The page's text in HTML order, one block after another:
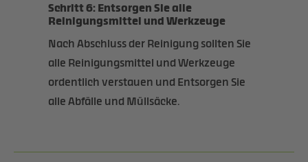
Schritt 6: Entsorgen Sie alle
Reinigungsmittel und Werkzeuge
Nach Abschluss der Reinigung sollten Sie
alle Reinigungsmittel und Werkzeuge
ordentlich verstauen und Entsorgen Sie
alle Abfälle und Müllsäcke.